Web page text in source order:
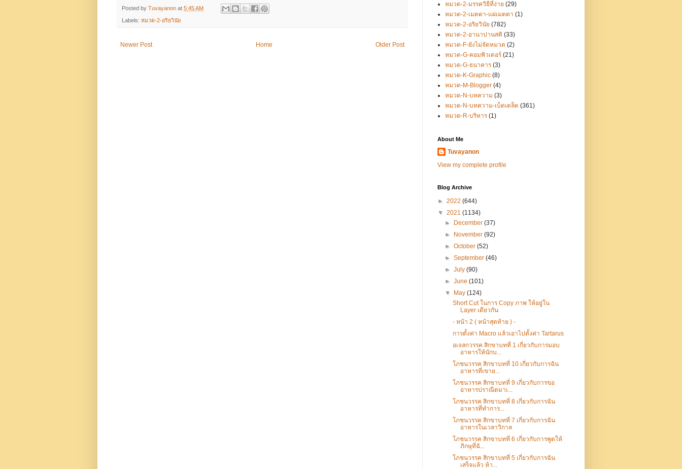
Posted by Tuvayanon at 5:45 AM
Labels: หมวด-2-อริยวินัย
Newer Post Older Post
Home
หมวด-2-มรรควิธีที่ง่าย (29)
หมวด-2-เมตตา-แผ่เมตตา (1)
หมวด-2-อริยวินัย (782)
หมวด-2-อานาปานสติ (33)
หมวด-F-ยังไม่จัดหมวด (2)
หมวด-G-คอมพิวเตอร์ (21)
หมวด-G-ธนาคาร (3)
หมวด-K-Graphic (8)
หมวด-M-Blogger (4)
หมวด-N-บทความ (3)
หมวด-N-บทความ-เบ็ดเตล็ด (361)
หมวด-R-บริหาร (1)
About Me
Tuvayanon
View my complete profile
Blog Archive
► 2022 (644)
▼ 2021 (1134)
►
December(37)
►
November(92)
►October(52)
►September(46)
►July(90)
►June(101)
▼
May(124)
Short Cut ในการ Copy ภาพ ให้อยู่ใน
Layer เดียวกัน
- หน้า 2 ( หน้าสุดท้าย ) -
การตั้งค่า Macro แล้วเอาไปตั้งค่า Tartarus
อเจลกวรรค สิกขาบทที่ 1 เกี่ยวกับการมอบ
อาหารให้นักบ...
โภชนวรรค สิกขาบทที่ 10 เกี่ยวกับการฉัน
อาหารที่เขาย...
โภชนวรรค สิกขาบทที่ 9 เกี่ยวกับการขอ
อาหารปราณีตมาเ...
โภชนวรรค สิกขาบทที่ 8 เกี่ยวกับการฉัน
อาหารที่ทำการ...
โภชนวรรค สิกขาบทที่ 7 เกี่ยวกับการฉัน
อาหารในเวลาวิกาล
โภชนวรรค สิกขาบทที่ 6 เกี่ยวกับการพูดให้
ภิกษุที่ฉั...
โภชนวรรค สิกขาบทที่ 5 เกี่ยวกับการฉัน
เสร็จแล้ว ห้า...